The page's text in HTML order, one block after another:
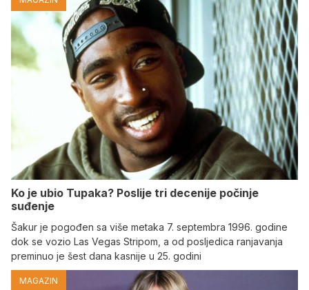
Ko je ubio Tupaka? Poslije tri decenije počinje
suđenje
Šakur je pogođen sa više metaka 7. septembra 1996. godine
dok se vozio Las Vegas Stripom, a od posljedica ranjavanja
preminuo je šest dana kasnije u 25. godini
MAGAZIN